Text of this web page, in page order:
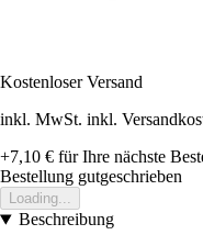
Kostenloser Versand
inkl. MwSt. inkl.
+7,10 € für Ihre nächste
Bestellung gutgeschrieben
Loading...
Beschreibung